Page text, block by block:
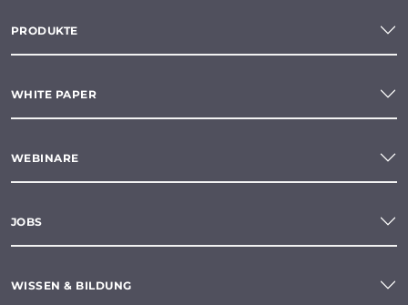
PRODUKTE
WHITE PAPER
WEBINARE
JOBS
WISSEN & BILDUNG